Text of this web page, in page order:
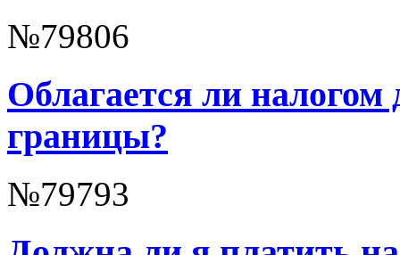
№79806
Облагается ли
границы?
№79793